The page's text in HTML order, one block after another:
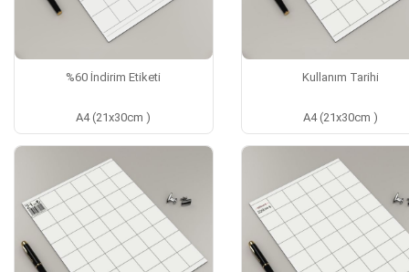
%60 İndirim Etiketi
A4 (21x30cm )
Kullanım Tarihi
A4 (21x30cm )